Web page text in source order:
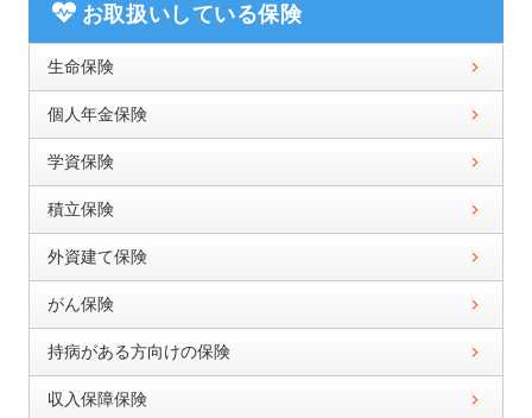
お取扱いしている保険
生命保険
個人年金保険
学資保険
積立保険
外資建て保険
がん保険
持病がある方向けの保険
収入保障保険